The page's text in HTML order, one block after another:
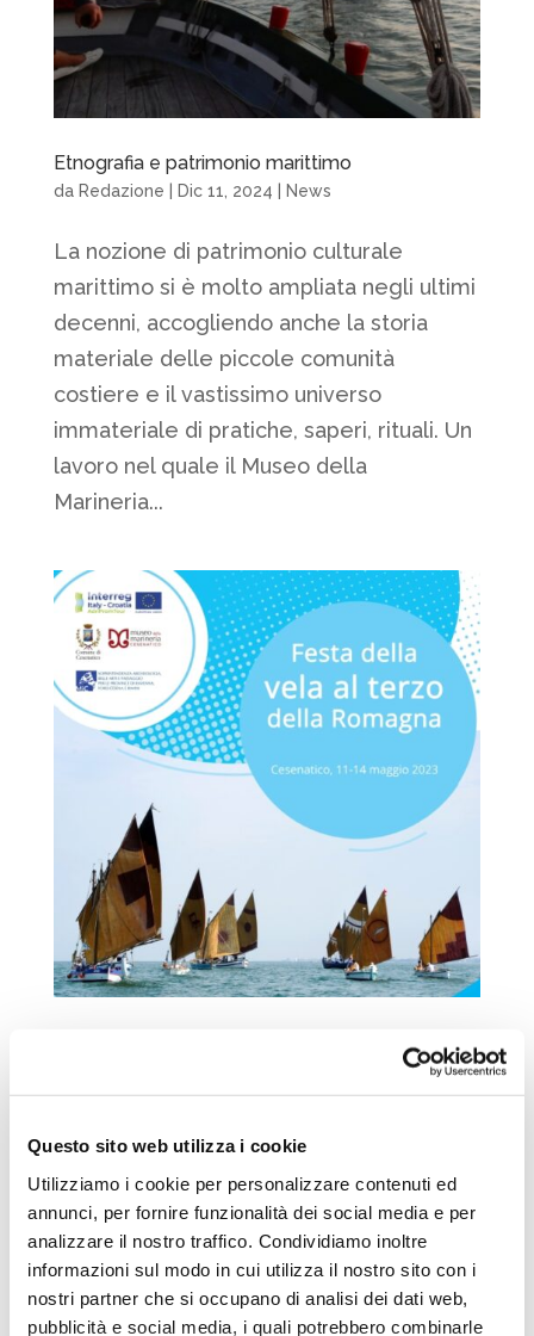
Questo sito web utilizza i cookie
Utilizziamo i cookie per personalizzare contenuti ed
annunci, per fornire funzionalità dei social media e per
analizzare il nostro traffico. Condividiamo inoltre
informazioni sul modo in cui utilizza il nostro sito con i
nostri partner che si occupano di analisi dei dati web,
pubblicità e social media, i quali potrebbero combinarle
Etnografia e patrimonio marittimo
da Redazione Dic 11, 2024 News
La nozione di patrimonio culturale
marittimo si è molto ampliata negli ultimi
decenni, accogliendo anche la storia
materiale delle piccole comunità
costiere e il vastissimo universo
immateriale di pratiche, saperi, rituali. Un
lavoro nel quale il Museo della
Marineria...
Festa della vela al terzo della Romagna –
Tre giorni dedicati alla vela al terzo e
alle barche tradizionali dell’Adriatico
come patrimonio culturale materiale e
immateriale da salvaguardare e
opportunità per un turismo consapevole
e sostenibile. La vela al terzo e le